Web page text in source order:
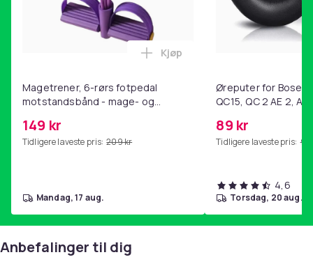
Magetrener, 6-rørs fotpedal
motstandsbånd - mage- og
hjemmegymnastikk Purple
149 kr
Tidligere laveste pris: 209 kr
Legg Magetrener, 6-rørs
Kjøp
mandag, 17 aug.
Øreputer for Bose
QC15, QC 2 AE 2, AE
89 kr
Tidligere laveste pris: 99
4,6
torsdag, 20 aug.
Anbefalinger til dig